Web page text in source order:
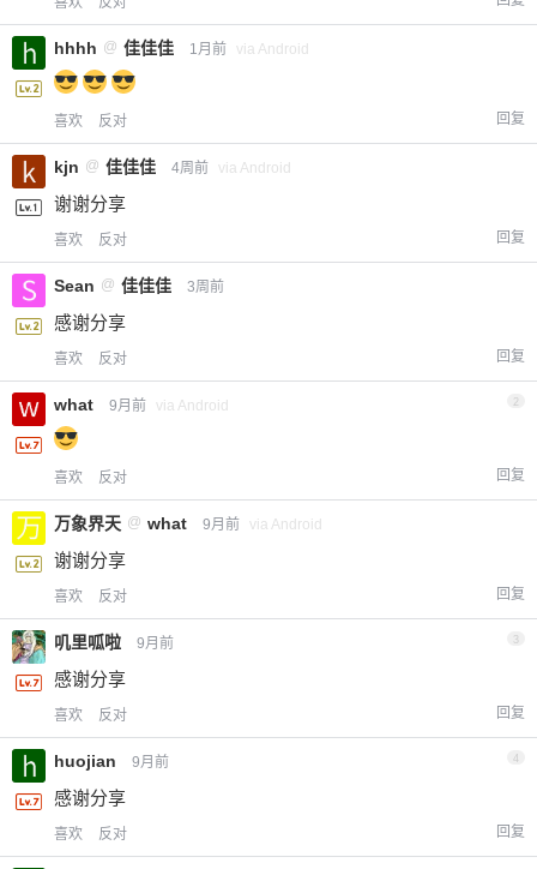
hhhh @ 佳佳佳 1月前 via Android
喜欢 反对 回复
kjn @ 佳佳佳 4周前 via Android
谢谢分享
喜欢 反对 回复
Sean @ 佳佳佳 3周前
感谢分享
喜欢 反对 回复
what 9月前 via Android 2
喜欢 反对 回复
万象界天 @ what 9月前 via Android
谢谢分享
喜欢 反对 回复
叽里呱啦 9月前 3
感谢分享
喜欢 反对 回复
huojian 9月前 4
感谢分享
喜欢 反对 回复